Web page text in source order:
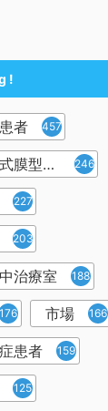
!
患者 457
体外式膜型人工肺 246
227
203
治療室 188
176 市場 166
患者 159
125